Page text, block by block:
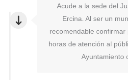
Acude a la sede del
Ercina. Al ser un
recomendable
horas de atención al
Ayuntamiento